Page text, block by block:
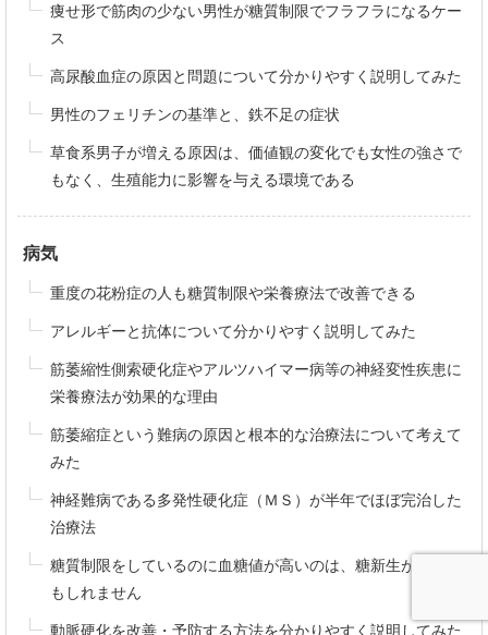
痩せ形で筋肉の少ない男性が糖質制限でフラフラになるケー
ス
高尿酸血症の原因と問題について分かりやすく説明してみた
男性のフェリチンの基準と、鉄不足の症状
草食系男子が増える原因は、価値観の変化でも女性の強さで
もなく、生殖能力に影響を与える環境である
病気
重度の花粉症の人も糖質制限や栄養療法で改善できる
アレルギーと抗体について分かりやすく説明してみた
筋萎縮性側索硬化症やアルツハイマー病等の神経変性疾患に
栄養療法が効果的な理由
筋萎縮症という難病の原因と根本的な治療法について考えて
みた
神経難病である多発性硬化症（ＭＳ）が半年でほぼ完治した
治療法
糖質制限をしているのに血糖値が高いのは、糖新生が原因か
もしれません
動脈硬化を改善・予防する方法を分かりやすく説明してみた